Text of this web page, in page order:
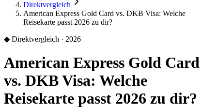
Direktvergleich
American Express Gold Card vs. DKB Visa: Welche
Reisekarte passt 2026 zu dir?
◆ Direktvergleich · 2026
American Express Gold Card
vs. DKB Visa: Welche
Reisekarte passt 2026 zu dir?